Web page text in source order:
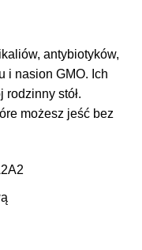
antybiotyków,
i nasion GMO. Ich
rodzinny stół.
możesz jeść bez